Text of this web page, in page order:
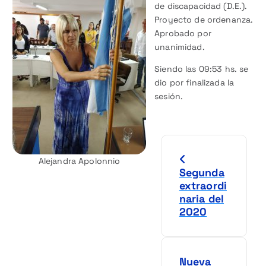
Alejandra Apolonnio
de discapacidad (D.E.).
Proyecto de ordenanza.
Aprobado por
unanimidad.
Siendo las 09:53 hs. se
dio por finalizada la
sesión.
Segunda
extraordi
naria del
2020
Nueva